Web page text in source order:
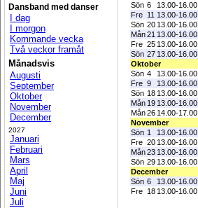
Dansband med danser
I dag
I morgon
Kommande vecka
Två veckor framåt
Månadsvis
Augusti
September
Oktober
November
December
2027
Januari
Februari
Mars
April
Maj
Juni
Juli
Sön 6 13.00-16.00
Fre 11 13.00-16.00
Sön 20 13.00-16.00
Mån21 13.00-16.00
Fre 25 13.00-16.00
Sön 27 13.00-16.00
Oktober
Sön 4 13.00-16.00
Fre 9 13.00-16.00
Sön 18 13.00-16.00
Mån 19 13.00-16.00
Mån26 14.00-17.00
November
Sön 1 13.00-16.00
Fre 20 13.00-16.00
Mån23 13.00-16.00
Sön 29 13.00-16.00
December
Sön 6 13.00-16.00
Fre 18 13.00-16.00